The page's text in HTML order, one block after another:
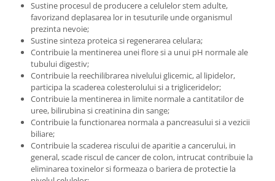
Sustine procesul de producere a celulelor stem adulte,
favorizand deplasarea lor in tesuturile unde organismul
prezinta nevoie;
Sustine sinteza proteica si regenerarea celulara;
Contribuie la mentinerea unei flore si a unui pH normale ale
tubului digestiv;
Contribuie la reechilibrarea nivelului glicemic, al lipidelor,
participa la scaderea colesterolului si a trigliceridelor;
Contribuie la mentinerea in limite normale a cantitatilor de
uree, bilirubina si creatinina din sange;
Contribuie la functionarea normala a pancreasului si a vezicii
biliare;
Contribuie la scaderea riscului de aparitie a cancerului, in
general, scade riscul de cancer de colon, intrucat contribuie la
eliminarea toxinelor si formeaza o bariera de protectie la